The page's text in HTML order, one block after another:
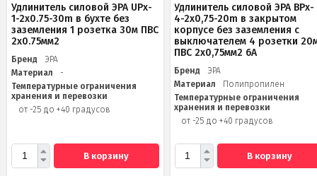
Удлинитель силовой ЭРА UPx-
1-2x0.75-30m в бухте без
заземления 1 розетка 30м ПВС
2х0.75мм2
Бренд
ЭРА
Материал
-
Температурные ограничения
хранения и перевозки
от -25 до +40 градусов
В корзину
Удлинитель силовой ЭРА BPx-
4-2x0,75-20m в закрытом
корпусе без заземления с
выключателем 4 розетки
ПВС 2x0,75мм2 6А
Бренд
ЭРА
Материал
Полипропилен
Температурные ограничения
хранения и перевозки
от -25 до +40 градусов
В корзину